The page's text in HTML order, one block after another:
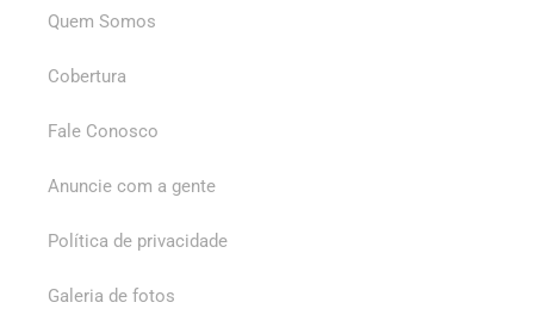
Quem Somos
Cobertura
Fale Conosco
Anuncie com a gente
Política de privacidade
Galeria de fotos